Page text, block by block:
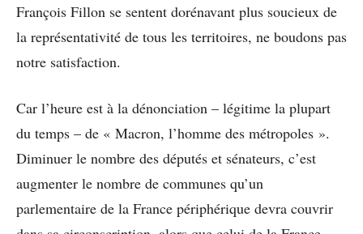
François Fillon se sentent dorénavant plus soucieux de
la représentativité de tous les territoires, ne boudons pas
notre satisfaction.
Car l’heure est à la dénonciation – légitime la plupart
du temps – de « Macron, l’homme des métropoles ».
Diminuer le nombre des députés et sénateurs, c’est
augmenter le nombre de communes qu’un
parlementaire de la France périphérique devra couvrir